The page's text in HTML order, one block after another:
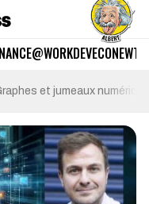
@WORKDEVECO
et jumeaux